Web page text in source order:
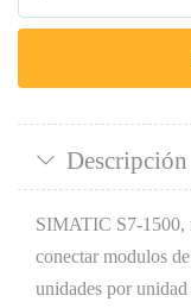
Descripción
SIMATIC S7-1500,
conectar modulos
unidades por